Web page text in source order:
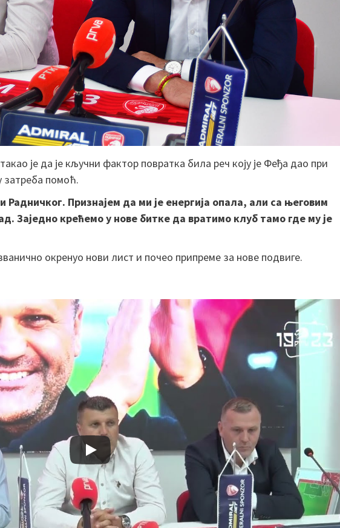
је да је кључни фактор повратка била реч коју је Феђа дао при
затреба помоћ.
Радничког. Признајем да ми је енергија опала, али са његовим
Заједно крећемо у нове битке да вратимо клуб тамо где му је
окренуо нови лист и почео припреме за нове подвиге.